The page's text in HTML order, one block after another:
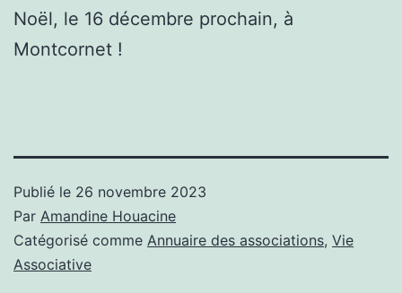
Noël, le 16 décembre prochain, à
Montcornet !
Publié le 26 novembre 2023
Par Amandine Houacine
Catégorisé comme Annuaire des associations, Vie
Associative